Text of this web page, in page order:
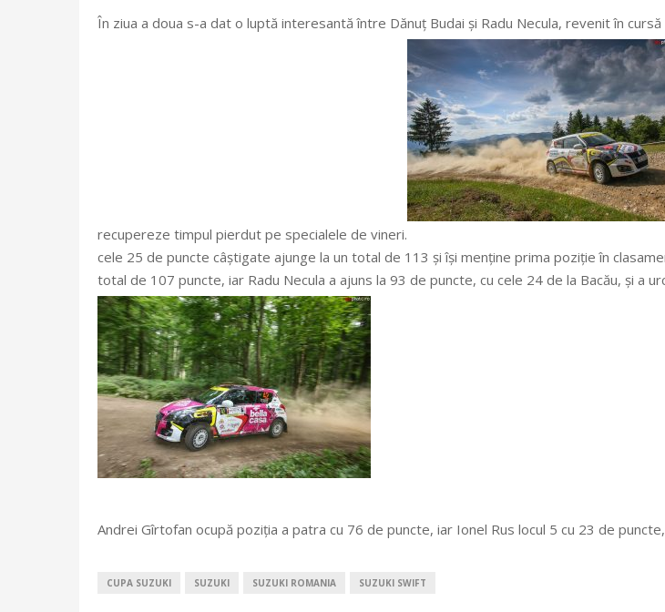
În ziua a doua s-a dat o luptă interesantă între Dănuț Budai și Radu Necula, revenit în
recupereze timpul pierdut pe specialele de vineri.
cele 25 de puncte câștigate ajunge la un total de 113 și își menține prima poziție în
total de 107 puncte, iar Radu Necula a ajuns la 93 de puncte, cu cele 24 de la Bacău, și a
Andrei Gîrtofan ocupă poziția a patra cu 76 de puncte, iar Ionel Rus locul 5 cu 23 de
CUPA SUZUKI SUZUKI SUZUKI ROMANIA SUZUKI SWIFT